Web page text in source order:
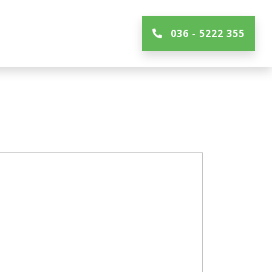
036 - 5222 355